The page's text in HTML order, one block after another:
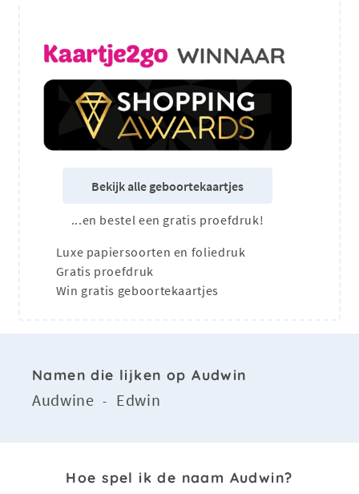
Bekijk alle geboortekaartjes
...en bestel een gratis proefdruk!
Luxe papiersoorten en foliedruk
Gratis proefdruk
Win gratis geboortekaartjes
Namen die lijken op Audwin
Audwine - Edwin
Hoe spel ik de naam Audwin?